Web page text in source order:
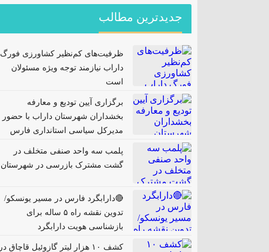
جدیدترین مطالب
ظرفیت‌های کم‌نظیر کشاورزی فورگ
داراب نیازمند توجه ویژه مسئولان
است
برگزاری آیین تودیع و معارفه
بخشداران شهرستان داراب با حضور
مدیرکل سیاسی استانداری فارس
پلمب سه واحد صنفی متخلف در
گشت مشترک بازرسی در شهرستان
🔴دارابگرد فارس در مسیر یونسکو/
تدوین نقشه راه ۵ ساله برای
بازشناسی هویت دارابگرد
کشف ۱۰ هزار لیتر گازوئیل قاچاق در